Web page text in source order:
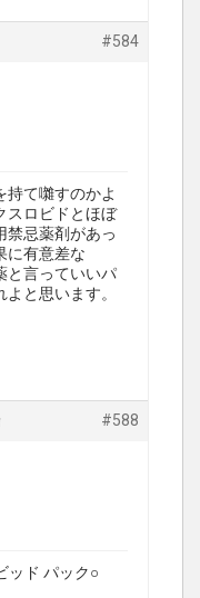
#584
持て囃すのかよ
スロビドとほぼ
禁忌薬剤があっ
に有意差な
と言っていいパ
と思います。
#588
ッド パック○